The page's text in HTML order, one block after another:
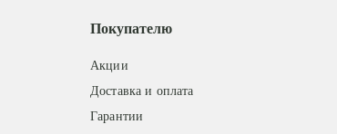
Покупателю
Акции
Доставка и оплата
Гарантии